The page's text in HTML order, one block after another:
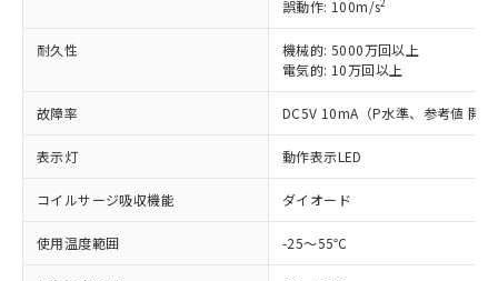
誤動作: 100m/s
耐久性
機械的: 5000万回以上
電気的: 10万回以上
故障率 DC5V 10mA（P水準、参考値 開
表示灯 動作表示LED
コイルサージ吸収機能 ダイオード
使用温度範囲 -25～55℃
準価格とは異なる場合があることをご
正式な納期状況および標準価格はお客
様のお取引先、またはお客様担当のオ
ムロン制御機器販売店・当社販売員に
オムロン制御機器販売店や当社販売拠
販売ネットワーク
」をご確認
ください。
在庫状況および標準価格結果を当社の
事前の承諾なく第三者に漏洩または開
示しないようお願いします。
類(PBB) 1000ppm以下、ポリ臭化ジフェニルエーテル類
(PBDE) 1000ppm以下、フタル酸ビス(2-エチルヘキシ
ル) (DEHP)(別名：DOP) 1000ppm以下、フタル酸ブチ
ルベンジル（BBP） 1000ppm以下、フタル酸ジブチル
（DBP） 1000ppm以下、フタル酸ジイソブチル
但し、RoHS指令で産業用監視および制御機器に対する
フタル酸エステル類の４物質については閾値を超える意
図的な使用がないことを確認しています。
部品在庫の切り替え状況などにより、予定
Cr(Ⅵ)(六価クロム) : 1000ppm、 PBBs(ポリ臭化ビフェ
ニル類) : 1000ppm、 PBDEs(ポリ臭化ジフェニルエーテ
DBP(フタル酸ジブチル) : 1000ppm、 DIBP(フタル酸ジ
DEHP(フタル酸ビス(2-エチルヘキシル)) : 1000ppm
※2 環境保護使用期限
「ｅ」：有害物質（10物質）のすべてが基
準値以下であることを示します。
「10」：通常の使用状況下において有害物
当社は規制貨物を破棄する場合は、完
全に破砕するなど、違法に輸出されな
いよう必要な手段を講じます。
当社は貴社製品を、核兵器、ミサイ
ル、化学兵器、生物兵器またはその他
武器並びにこれらの製造装置等に一切
使用いたしません。
当社は、貴社製品を第三者に販売する
該第三者に通知します。また当社は、
一定数以上の在庫あり
一定数には満たないが在庫あり
在庫なし(最新の在庫状況につ
いては、お客様のお取引先、ま
たはお客様担当のオムロン制御
機器販売店・当社販売員にご確